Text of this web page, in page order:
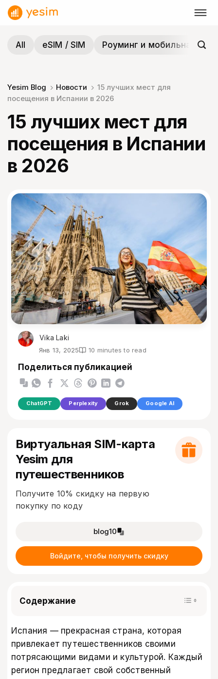
Skip
All
eSIM / SIM Роуминг и мобильная
Yesim Blog Новости
15 лучших мест для
посещения в Испании в 2026
15 лучших мест для
посещения в Испании
в 2026
Vika Laki
Янв 13, 2025 10 minutes to read
Поделиться публикацией
ChatGPT Perplexity Grok Google AI
Виртуальная SIM-карта
Yesim для
путешественников
Получите 10% скидку на первую
покупку по коду
blog10
Войдите, чтобы получить скидку
Содержание
Испания — прекрасная страна, которая
привлекает путешественников своими
потрясающими видами и культурой. Каждый
регион предлагает свой собственный